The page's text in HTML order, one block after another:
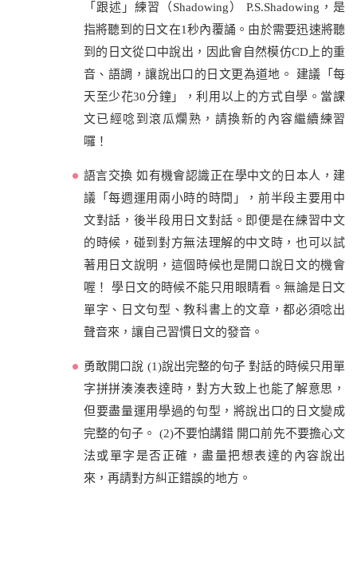
「跟述」練習（Shadowing） P.S.Shadowing，是
指將聽到的日文在1秒內覆誦。由於需要迅速將聽
到的日文從口中說出，因此會自然模仿CD上的重
音、語調，讓說出口的日文更為道地。 建議「每
天至少花30分鐘」，利用以上的方式自學。當課
文已經唸到滾瓜爛熟，請換新的內容繼續練習
囉！
語言交換 如有機會認識正在學中文的日本人，建
議「每週運用兩小時的時間」，前半段主要用中
文對話，後半段用日文對話。即便是在練習中文
的時候，碰到對方無法理解的中文時，也可以試
著用日文說明，這個時候也是開口說日文的機會
喔！ 學日文的時候不能只用眼睛看。無論是日文
單字、日文句型、教科書上的文章，都必須唸出
聲音來，讓自己習慣日文的發音。
勇敢開口說 (1)說出完整的句子 對話的時候只用單
字拼拼湊湊表達時，對方大致上也能了解意思，
但要盡量運用學過的句型，將說出口的日文變成
完整的句子。 (2)不要怕講錯 開口前先不要擔心文
法或單字是否正確，盡量把想表達的內容說出
來，再請對方糾正錯誤的地方。